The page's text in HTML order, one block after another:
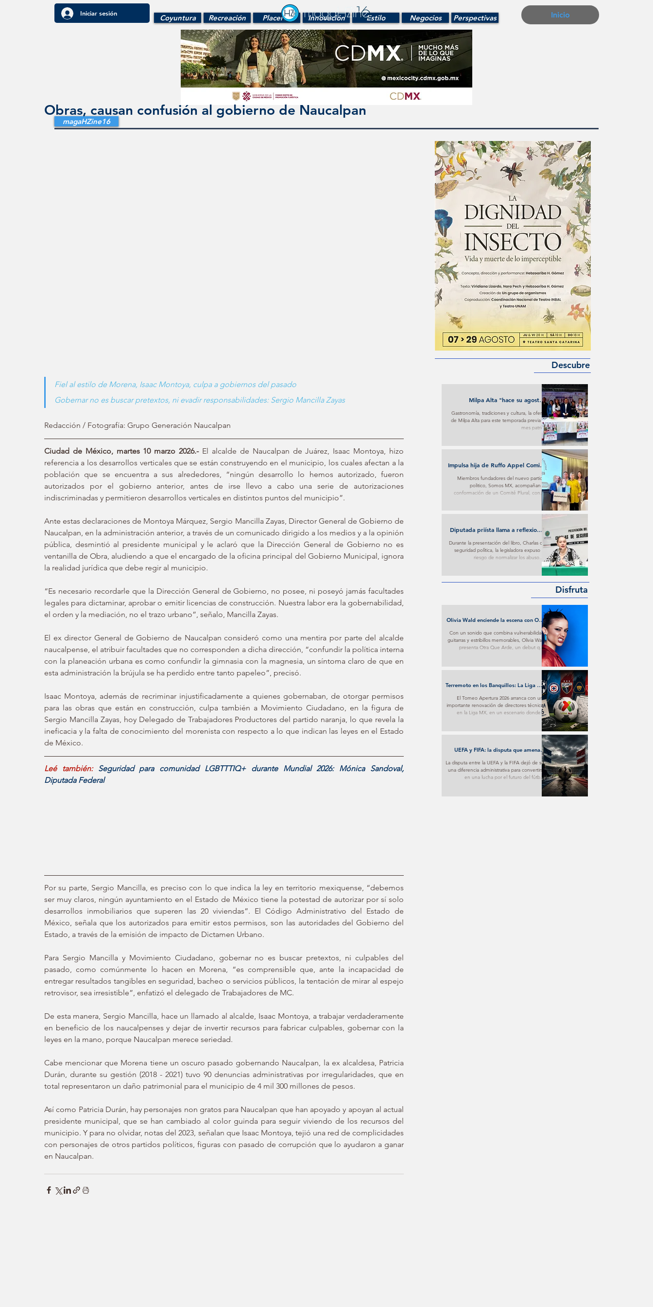
Iniciar sesión Coyuntura Recreación Placeres Innovación Estilo Negocios Perspectivas Inicio
Obras, causan confusión al gobierno de Naucalpan
Fiel al estilo de Morena, Isaac Montoya, culpa a gobiernos del pasado
Gobernar no es buscar pretextos, ni evadir responsabilidades: Sergio Mancilla Zayas
Redacción / Fotografía: Grupo Generación Naucalpan
Ciudad de México, martes 10 marzo 2026.- El alcalde de Naucalpan de Juárez, Isaac Montoya, hizo
referencia a los desarrollos verticales que se están construyendo en el municipio, los cuales afectan a la
población que se encuentra a sus alrededores, “ningún desarrollo lo hemos autorizado, fueron
autorizados por el gobierno anterior, antes de irse llevo a cabo una serie de autorizaciones
indiscriminadas y permitieron desarrollos verticales en distintos puntos del municipio”.
Ante estas declaraciones de Montoya Márquez, Sergio Mancilla Zayas, Director General de Gobierno de
Naucalpan, en la administración anterior, a través de un comunicado dirigido a los medios y a la opinión
pública, desmintió al presidente municipal y le aclaró que la Dirección General de Gobierno no es
ventanilla de Obra, aludiendo a que el encargado de la oficina principal del Gobierno Municipal, ignora
la realidad jurídica que debe regir al municipio.
“Es necesario recordarle que la Dirección General de Gobierno, no posee, ni poseyó jamás facultades
legales para dictaminar, aprobar o emitir licencias de construcción. Nuestra labor era la gobernabilidad,
el orden y la mediación, no el trazo urbano”, señalo, Mancilla Zayas.
El ex director General de Gobierno de Naucalpan consideró como una mentira por parte del alcalde
naucalpense, el atribuir facultades que no corresponden a dicha dirección, “confundir la política interna
con la planeación urbana es como confundir la gimnasia con la magnesia, un síntoma claro de que en
esta administración la brújula se ha perdido entre tanto papeleo”, precisó.
Isaac Montoya, además de recriminar injustificadamente a quienes gobernaban, de otorgar permisos
para las obras que están en construcción, culpa también a Movimiento Ciudadano, en la figura de
Sergio Mancilla Zayas, hoy Delegado de Trabajadores Productores del partido naranja, lo que revela la
ineficacia y la falta de conocimiento del morenista con respecto a lo que indican las leyes en el Estado
de México.
Leé también:
Seguridad para comunidad LGBTTTIQ+ durante Mundial 2026: Mónica Sandoval,
Diputada Federal
Por su parte, Sergio Mancilla, es preciso con lo que indica la ley en territorio mexiquense, “debemos
ser muy claros, ningún ayuntamiento en el Estado de México tiene la potestad de autorizar por sí solo
desarrollos inmobiliarios que superen las 20 viviendas”. El Código Administrativo del Estado de
México, señala que los autorizados para emitir estos permisos, son las autoridades del Gobierno del
Estado, a través de la emisión de impacto de Dictamen Urbano.
Para Sergio Mancilla y Movimiento Ciudadano, gobernar no es buscar pretextos, ni culpables del
pasado, como comúnmente lo hacen en Morena, “es comprensible que, ante la incapacidad de
entregar resultados tangibles en seguridad, bacheo o servicios públicos, la tentación de mirar al espejo
retrovisor, sea irresistible”, enfatizó el delegado de Trabajadores de MC.
De esta manera, Sergio Mancilla, hace un llamado al alcalde, Isaac Montoya, a trabajar verdaderamente
en beneficio de los naucalpenses y dejar de invertir recursos para fabricar culpables, gobernar con la
leyes en la mano, porque Naucalpan merece seriedad.
Cabe mencionar que Morena tiene un oscuro pasado gobernando Naucalpan, la ex alcaldesa, Patricia
Durán, durante su gestión (2018 - 2021) tuvo 90 denuncias administrativas por irregularidades, que en
total representaron un daño patrimonial para el municipio de 4 mil 300 millones de pesos.
Así como Patricia Durán, hay personajes non gratos para Naucalpan que han apoyado y apoyan al actual
presidente municipal, que se han cambiado al color guinda para seguir viviendo de los recursos del
municipio. Y para no olvidar, notas del 2023, señalan que Isaac Montoya, tejió una red de complicidades
con personajes de otros partidos políticos, figuras con pasado de corrupción que lo ayudaron a ganar
en Naucalpan.
magaHZine16
Milpa Alta "hace su agosto"
Gastronomía, tradiciones y cultura, la oferta
de Milpa Alta para este temporada previa al
mes patrio.
Impulsa hija de Ruffo Appel Comité
en su defensa con respaldo de
fundadores de Somos MX
Miembros fundadores del nuevo partido
politico, Somos MX, acompañan la
conformación de un Comité Plural, con el
que buscan ejercer presión para conseguir
trato digno contra lo que consideran materia
de persecución.
Diputada priísta llama a reflexionar
sobre imposiciones oficialistas
Durante la presentación del libro, Charlas de
seguridad política, la legisladora expuso el
riesgo de normalizar los abusos e
imposiciones oficialistas.
Disfruta
Olivia Wald enciende la escena con Otra
Que Arde: El desamor Pop al más puro
estilo de la narrativa estadounidense
Con un sonido que combina vulnerabilidad,
guitarras y estribillos memorables, Olivia Wald
presenta Otra Que Arde, un debut que
transforma el desamor en una poderosa
experiencia pop y marca un nuevo paso en
su proyección internacional.
Terremoto en los Banquillos: La Liga MX
Reinventa sus Liderazgos para el
Apertura 2026
El Torneo Apertura 2026 arranca con una
importante renovación de directores técnicos
en la Liga MX, en un escenario donde la
estrategia y los nuevos proyectos buscarán
marcar la diferencia desde la primera jornada.
UEFA y FIFA: la disputa que amenaza
con fracturar al fútbol mundial
La disputa entre la UEFA y la FIFA dejó de ser
una diferencia administrativa para convertirse
en una lucha por el futuro del fútbol.
Mientras una apuesta por nuevos modelos
Descubre